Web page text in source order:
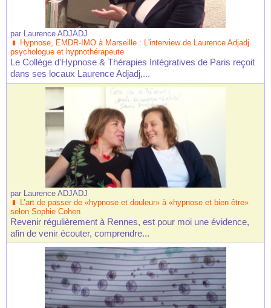
par Laurence ADJADJ
Hypnose, EMDR-IMO à Marseille : L'interview de Laurence Adjadj
psychologue et hypnothérapeute
Le Collège d'Hypnose & Thérapies Intégratives de Paris reçoit
dans ses locaux Laurence Adjadj,...
par Laurence ADJADJ
L’art de passer de «hypnose et douleur» à «hypnose et bien être»
selon Sophie Cohen
Revenir régulièrement à Rennes, est pour moi une évidence,
afin de venir écouter, comprendre...